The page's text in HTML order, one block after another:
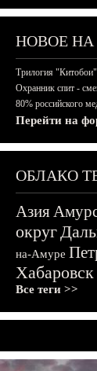
НОВОЕ
Трилогия
Охранник спит -
80% российского
Перейти на
ОБЛАКО
Азия
округ
на-Амуре
Хабаровск
Все теги >>